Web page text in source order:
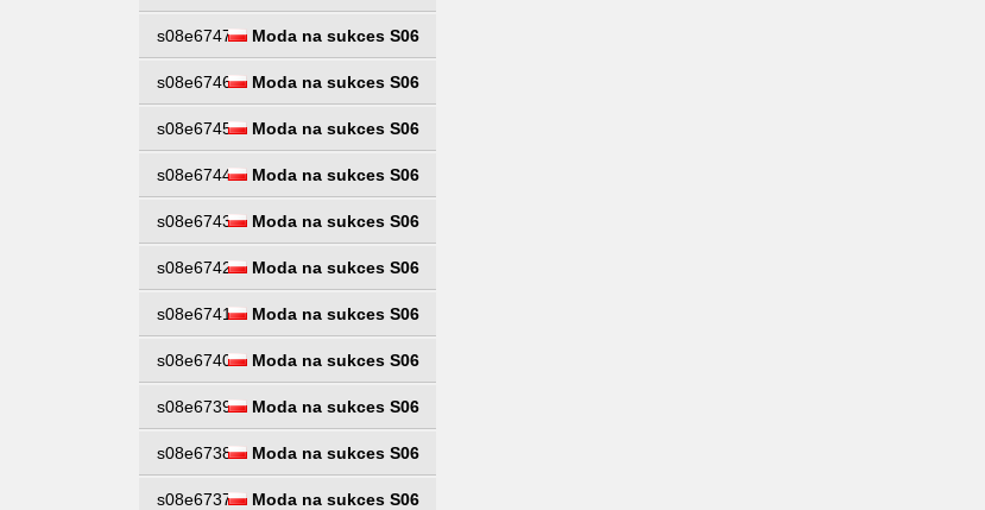
s08e6747 Moda na sukces S06
s08e6746 Moda na sukces S06
s08e6745 Moda na sukces S06
s08e6744 Moda na sukces S06
s08e6743 Moda na sukces S06
s08e6742 Moda na sukces S06
s08e6741 Moda na sukces S06
s08e6740 Moda na sukces S06
s08e6739 Moda na sukces S06
s08e6738 Moda na sukces S06
s08e6737 Moda na sukces S06